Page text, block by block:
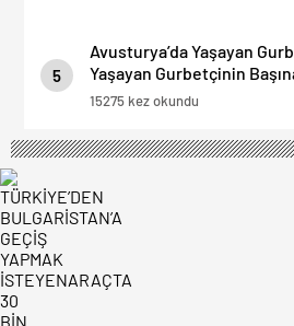
5
Avusturya’da Yaşayan
Yaşayan Gurbetçinin
15275 kez okundu